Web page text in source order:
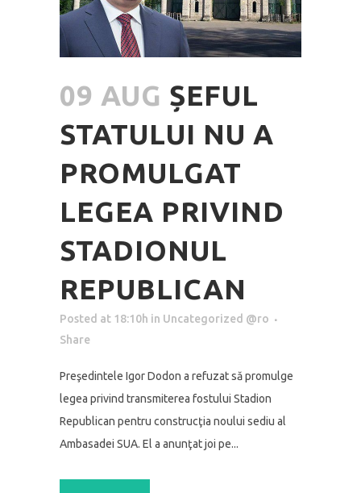
09 AUG ȘEFUL
STATULUI NU A
PROMULGAT
LEGEA PRIVIND
STADIONUL
REPUBLICAN
Posted at 18:10h in Uncategorized @ro
Share
Preşedintele Igor Dodon a refuzat să promulge
legea privind transmiterea fostului Stadion
Republican pentru construcţia noului sediu al
Ambasadei SUA. El a anunţat joi pe...